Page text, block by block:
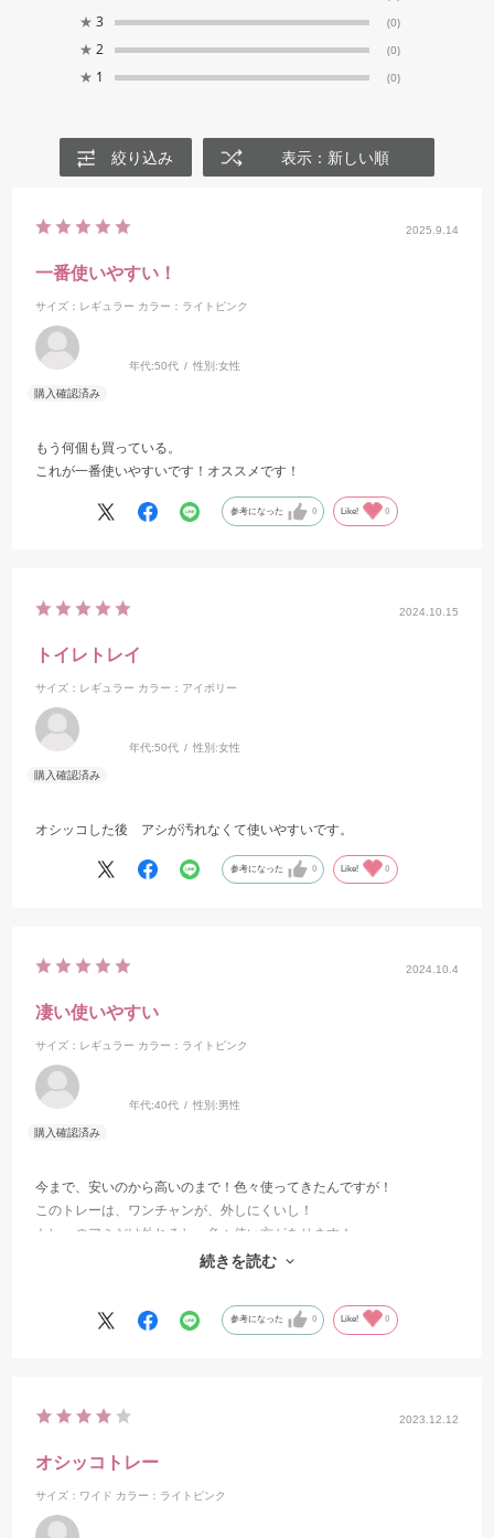
★ 3 (0)
★ 2 (0)
★ 1 (0)
絞り込み 表示：新しい順
2025.9.14
一番使いやすい！
サイズ：レギュラー カラー：ライトピンク
年代:50代 性別:女性
もう何個も買っている。
これが一番使いやすいです！オススメです！
参考になった 0 Like! 0
2024.10.15
トイレトレイ
サイズ：レギュラー カラー：アイボリー
年代:50代 性別:女性
オシッコした後 アシが汚れなくて使いやすいです。
参考になった 0 Like! 0
2024.10.4
凄い使いやすい
サイズ：レギュラー カラー：ライトピンク
年代:40代 性別:男性
今まで、安いのから高いのまで！色々使ってきたんですが！
このトレーは、ワンチャンが、外しにくいし！
トレーのアミだけ外れるし、色々使い方があります！
洗い替えように何個も購入しました！
続きを読む
参考になった 0 Like! 0
2023.12.12
オシッコトレー
サイズ：ワイド カラー：ライトピンク